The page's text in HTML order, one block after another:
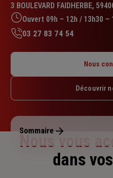
4.6
sur
5
étoiles
3 BOULEVARD FAIDHERBE,
Mardi : 09h – 12h / 13h30 –
Jeudi : 09h – 12h / 13h30 –
Dimanche : Fermé
03 27 83 74 54
Nous
Découvrir
Sommaire
Nous vous
dans